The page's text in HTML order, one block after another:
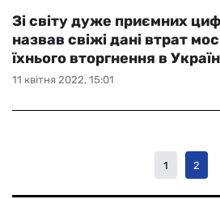
11 квітня 2022, 15:01
Зі світу дуже приємних
назвав свіжі дані втрат
їхнього вторгнення в
1 2